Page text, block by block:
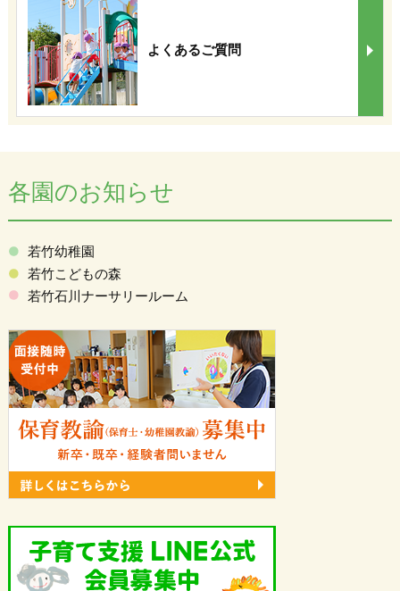
よくあるご質問
各園のお知らせ
若竹幼稚園
若竹こどもの森
若竹石川ナーサリールーム